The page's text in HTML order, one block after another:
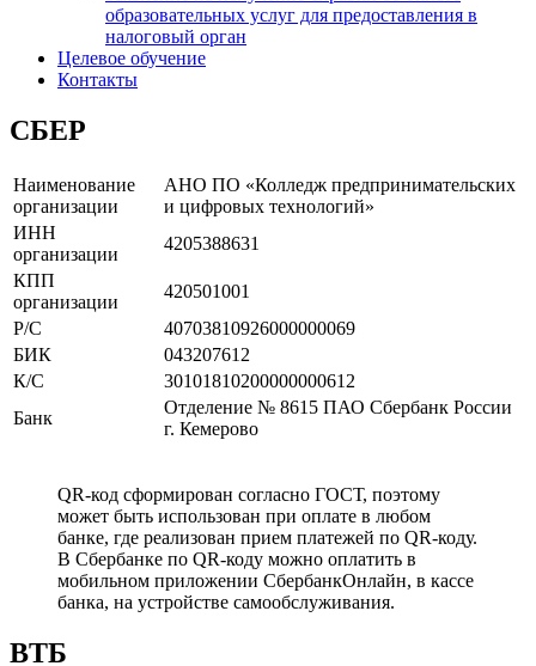
образовательных услуг для предоставления в
налоговый орган
Целевое обучение
Контакты
СБЕР
Наименование
организации
АНО ПО «Колледж предпринимательских
и цифровых технологий»
ИНН
организации
4205388631
КПП
организации
420501001
Р/С
40703810926000000069
БИК
043207612
К/С
30101810200000000612
Банк
Отделение № 8615 ПАО Сбербанк России
г. Кемерово
QR-код сформирован согласно ГОСТ, поэтому
может быть использован при оплате в любом
банке, где реализован прием платежей по QR-коду.
В Сбербанке по QR-коду можно оплатить в
мобильном приложении СбербанкОнлайн, в кассе
банка, на устройстве самообслуживания.
ВТБ